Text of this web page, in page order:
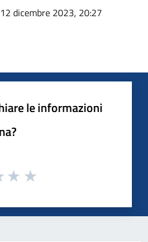
dicembre 2023, 20:27
le informazioni